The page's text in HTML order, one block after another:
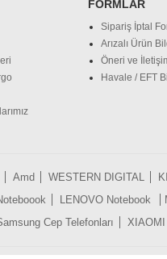
FORMLAR
Sipariş İptal
Arızalı Ürün
Öneri ve
Havale / EFT
Amd WESTERN DIGITAL
LENOVO Notebook
Cep Telefonları XIAOMI